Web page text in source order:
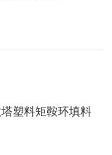
塑料矩鞍环填料